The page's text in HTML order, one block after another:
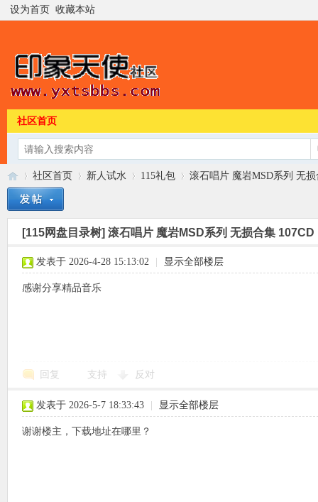
设为首页 收藏本站
社区首页
»
社区首页
›
新人试水
›
115礼包
›
滚石唱片 魔岩MSD系列 无损
[115网盘目录树] 滚石唱片 魔岩MSD系列 无损合集 107CD
发表于 2026-4-28 15:13:02 显示全部楼层
感谢分享精品音乐
回复 支持 反对
发表于 2026-5-7 18:33:43 显示全部楼层
谢谢楼主，下载地址在哪里？